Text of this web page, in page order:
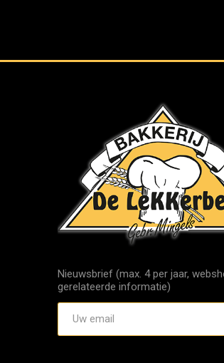
Nieuwsbrief (max. 4 per jaar,
gerelateerde informatie)